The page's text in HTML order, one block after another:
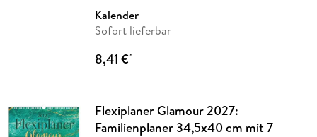
Kalender
Sofort lieferbar
8,41 €*
Flexiplaner Glamour 2027:
Familienplaner 34,5x40 cm mit 7